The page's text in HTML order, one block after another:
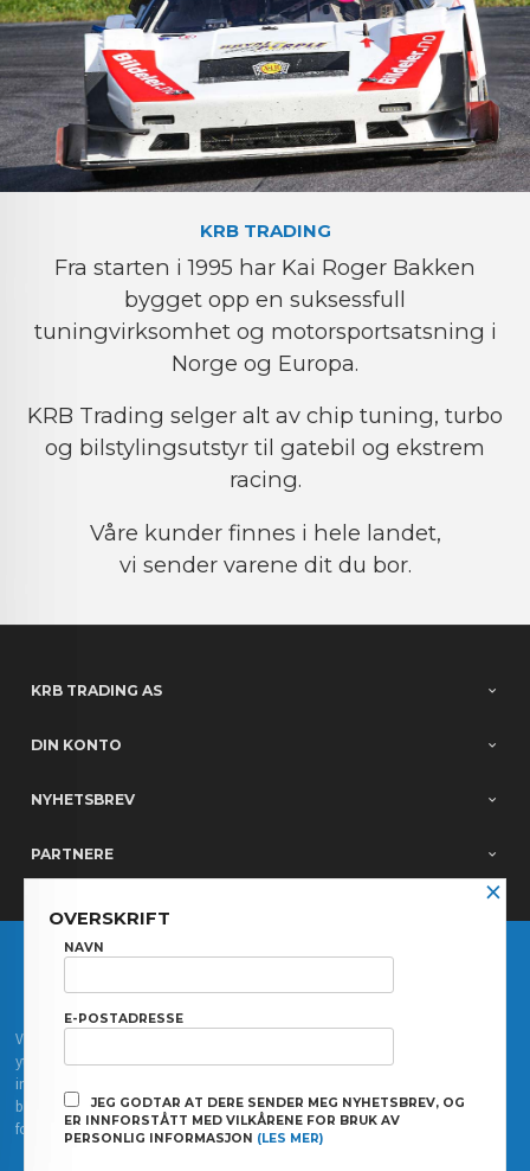
KRB TRADING
Fra starten i 1995 har Kai Roger Bakken
bygget opp en suksessfull
tuningvirksomhet og motorsportsatsning i
Norge og Europa.
KRB Trading selger alt av chip tuning, turbo
og bilstylingsutstyr til gatebil og ekstrem
racing.
Våre kunder finnes i hele landet,
vi sender varene dit du bor.
KRB TRADING AS
DIN KONTO
NYHETSBREV
PARTNERE
FRAKT
Vår nettbutikk bruker cookies slik at du får en bedre kjøpsopplevelse og vi kan
yte deg bedre service. Vi bruker cookies hovedsaklig til å lagre
innloggingsdetaljer og huske hva du har puttet i handlekurven din. Fortsett å
bruke siden som normalt om du godtar dette.Les merellerendre innstillinger
for cookies.
×
OVERSKRIFT
NAVN
E-POSTADRESSE
JEG GODTAR AT DERE SENDER MEG NYHETSBREV, OG
ER INNFORSTÅTT MED VILKÅRENE FOR BRUK AV
PERSONLIG INFORMASJON (LES MER)